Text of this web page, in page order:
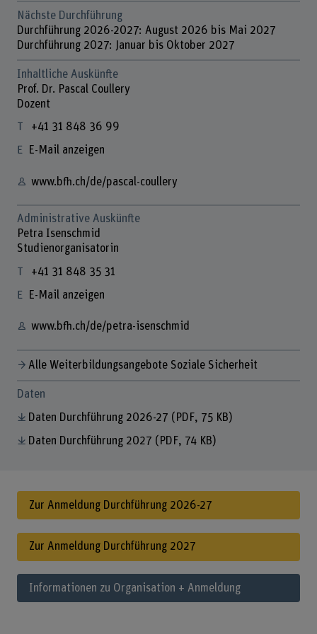
Nächste Durchführung
Durchführung 2026-2027: August 2026 bis Mai 2027
Durchführung 2027: Januar bis Oktober 2027
Inhaltliche Auskünfte
Prof. Dr. Pascal Coullery
Dozent
+41 31 848 36 99
E-Mail anzeigen
www.bfh.ch/de/pascal-coullery
Administrative Auskünfte
Petra Isenschmid
Studienorganisatorin
+41 31 848 35 31
E-Mail anzeigen
www.bfh.ch/de/petra-isenschmid
Alle Weiterbildungsangebote Soziale Sicherheit
Daten
Daten Durchführung 2026-27 (PDF, 75 KB)
Daten Durchführung 2027 (PDF, 74 KB)
Zur Anmeldung Durchführung 2026-27
Zur Anmeldung Durchführung 2027
Informationen zu Organisation + Anmeldung